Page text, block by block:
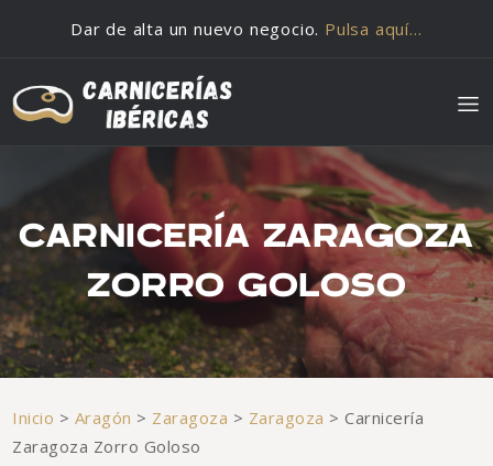
Dar de alta un nuevo negocio. Pulsa aquí…
CARNICERÍA ZARAGOZA
ZORRO GOLOSO
Inicio > Aragón > Zaragoza > Zaragoza >Carnicería
Zaragoza Zorro Goloso